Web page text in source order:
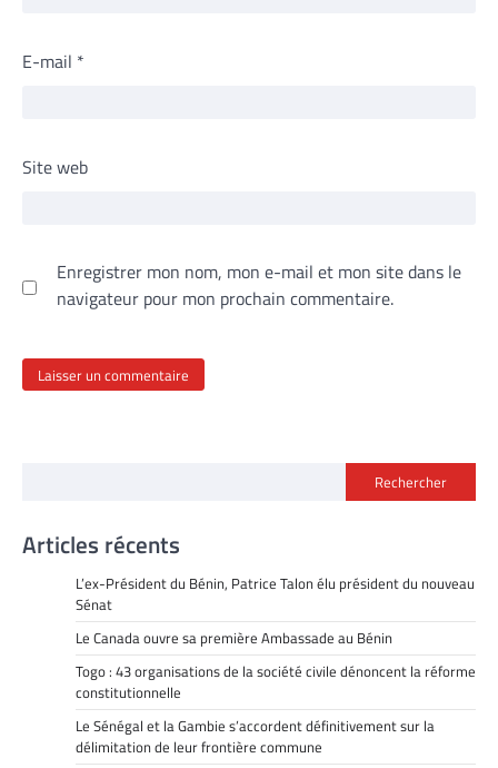
E-mail *
Site web
Enregistrer mon nom, mon e-mail et mon site dans le
navigateur pour mon prochain commentaire.
Rechercher
Articles récents
L’ex-Président du Bénin, Patrice Talon élu président du nouveau
Sénat
Le Canada ouvre sa première Ambassade au Bénin
Togo : 43 organisations de la société civile dénoncent la réforme
constitutionnelle
Le Sénégal et la Gambie s’accordent définitivement sur la
délimitation de leur frontière commune